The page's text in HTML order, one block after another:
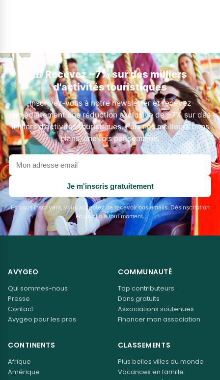
🎁 Recevez −7% sur des milliers
d'activités touristiques
Inscrivez-vous à notre newsletter et recevez
immédiatement une réduction exclusive de −7% sur des
milliers d'activités touristiques. Puis nos meilleurs bons
plans, une fois par semaine.
Votre
adresse
email
Je m'inscris gratuitement
En vous inscrivant, vous acceptez de recevoir nos emails. Désinscription
en un clic à tout moment.
AVYGEO
Qui sommes-nous
Presse
Contact
Avygeo pour les pros
COMMUNAUTÉ
Top contributeurs
Dons gratuits
Associations soutenues
Financer mon association
CONTINENTS
Afrique
Amérique
CLASSEMENTS
Plus belles villes du monde
Vacances en famille